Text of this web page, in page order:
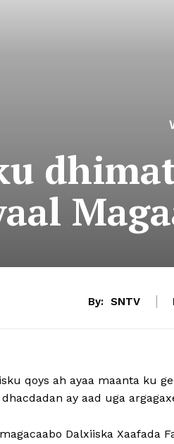
By: SNTV
qoys ah ayaa maanta ku
ay aad uga
Dalxiiska Xaafada